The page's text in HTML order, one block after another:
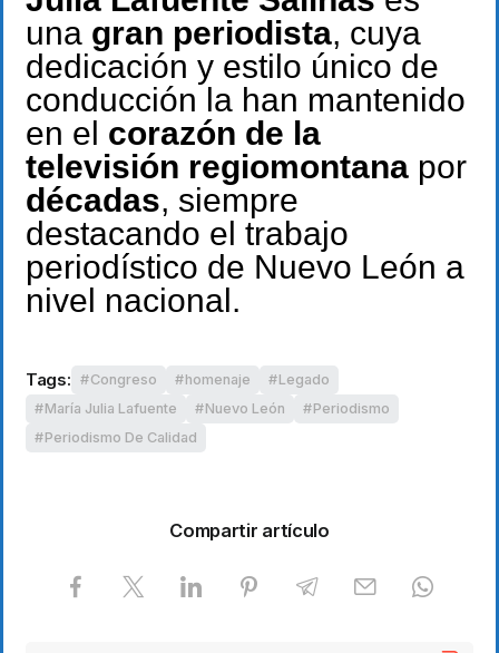
una gran periodista, cuya
dedicación y estilo único de
conducción la han mantenido
en el corazón de la
televisión regiomontana por
décadas, siempre
destacando el trabajo
periodístico de Nuevo León a
nivel nacional.
Tags: Congreso homenaje
Legado
María Julia Lafuente
Nuevo León
Periodismo
Periodismo De Calidad
Compartir artículo